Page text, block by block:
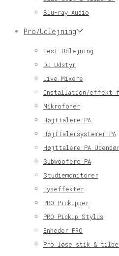
Blu-ray Audio
Pro/Udlejning
Fest Udlejning
DJ Udstyr
Live Mixere
Installation/effekt
Mikrofoner
Højttalere PA
Højttalersystemer PA
Højttalere PA
Subwoofere PA
Studiemonitorer
Lyseffekter
PRO Pickupper
PRO Pickup Stylus
Enheder PRO
Pro løse stik &